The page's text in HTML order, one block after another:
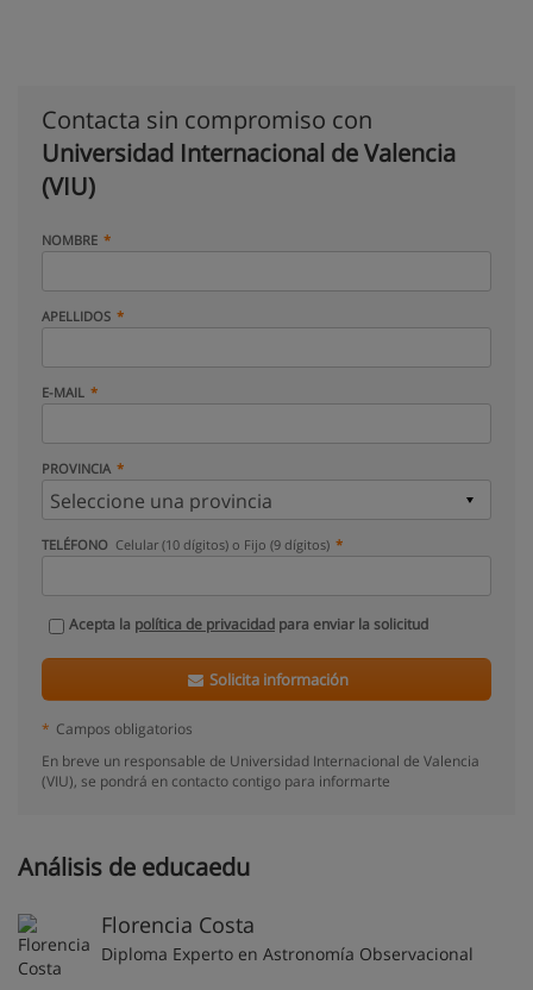
Contacta sin compromiso con
Universidad Internacional de Valencia
(VIU)
NOMBRE
APELLIDOS
E-MAIL
PROVINCIA
TELÉFONO Celular (10 dígitos) o Fijo (9 dígitos)
Acepta la política de privacidad para enviar la solicitud
Solicita información
* Campos obligatorios
En breve un responsable de Universidad Internacional de Valencia
(VIU), se pondrá en contacto contigo para informarte
Análisis de educaedu
Florencia Costa
Diploma Experto en Astronomía Observacional